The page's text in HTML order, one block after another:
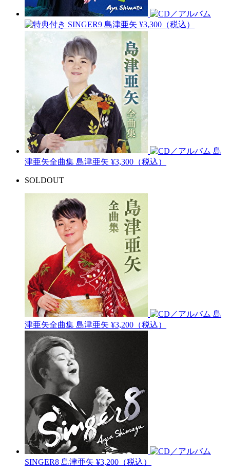
SINGER9 島津亜矢 ¥3,300（税込）
島
津亜矢全曲集 島津亜矢 ¥3,300（税込）
SOLDOUT
島
津亜矢全曲集 島津亜矢 ¥3,200（税込）
SINGER8 島津亜矢 ¥3,200（税込）